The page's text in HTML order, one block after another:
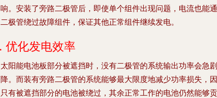
。安装了旁路二极管后，即使单个组件出现问题，电流也能通
极管绕过故障组件，保证其他正常组件继续发电。
优化发电效率
阳能电池板部分被遮挡时，没有二极管的系统输出功率会急剧
。而装有旁路二极管的系统能够最大限度地减少功率损失，因
有被遮挡部分的电池被绕过，其余正常工作的电池仍然能够贡